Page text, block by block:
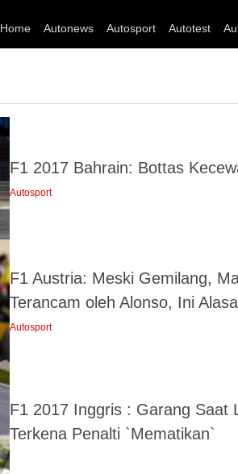
Home Autonews Autosport Autotest
F1 2017 Bahrain: Bottas
Autosport
F1 Austria: Meski Gemilang,
Terancam oleh Alonso, Ini
Autosport
F1 2017 Inggris : Garang Saat
Terkena Penalti `Mematikan`